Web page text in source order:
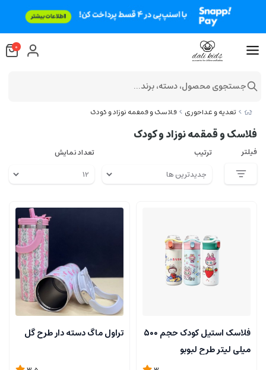
تغذیه و غذاخوری فلاسک و قمقمه نوزاد و کودک
فلاسک و قمقمه نوزاد و کودک
فیلتر ترتیب تعداد نمایش
فلاسک استیل کودک حجم 500
میلی لیتر طرح لبوبو
تراول ماگ دسته دار طرح گل
0
جستجوی محصول، دسته، برند...